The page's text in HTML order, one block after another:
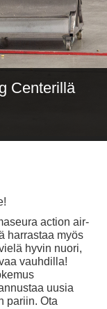
Centerillä
action air-
harrastaa myös
hyvin nuori,
vauhdilla!
uusia
pariin. Ota